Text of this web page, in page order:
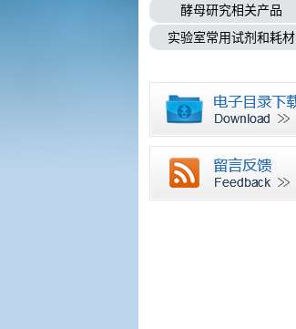
酵母研究相关产品
实验室常用试剂和耗材